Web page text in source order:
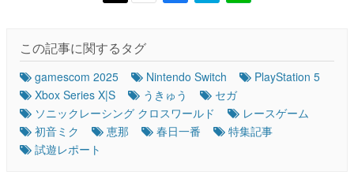
この記事に関するタグ
gamescom 2025 Nintendo Switch
PlayStation 5
Xbox Series X|S
うきゅう
セガ
ソニックレーシング クロスワールド
レースゲーム
初音ミク
恵那 春日一番
特集記事
試遊レポート